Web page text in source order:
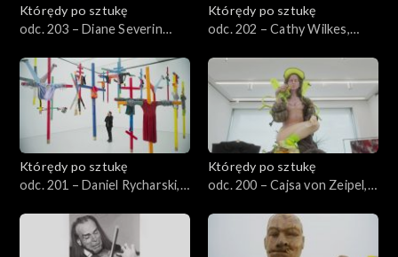
Którędy po sztukę
odc. 203 – Diane Severin
chorobą”
Którędy po sztukę
odc. 202 – Cathy Wilkes,
Którędy po sztukę
odc. 201 – Daniel Rycharski,
Którędy po sztukę
odc. 200 – Cajsa von Zeipel,